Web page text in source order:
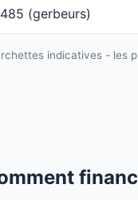
(gerbeurs)
indicatives - les